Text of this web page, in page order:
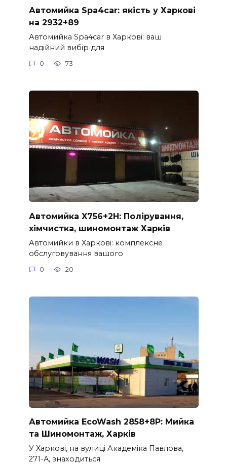
Автомийка Spa4car: якість у Харкові
на 2932+89
Автомийка Spa4car в Харкові: ваш
надійний вибір для
0 73
Автомийка X756+2H: Полірування,
хімчистка, шиномонтаж Харків
Автомийки в Харкові: комплексне
обслуговування вашого
0 20
Автомийка EcoWash 2858+8P: Мийка
та Шиномонтаж, Харків
У Харкові, на вулиці Академіка Павлова,
271-A, знаходиться